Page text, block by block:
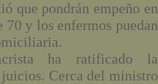
que pondrán empeño en
70 y los enfermos puedan
ha ratificado la
Cerca del ministro